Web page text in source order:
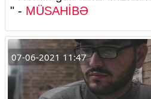
" - MÜSAHİBƏ
07-06-2021 11:47